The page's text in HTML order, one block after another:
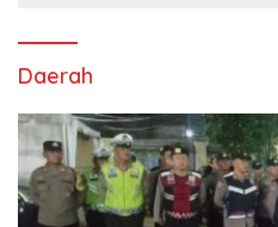
Daerah